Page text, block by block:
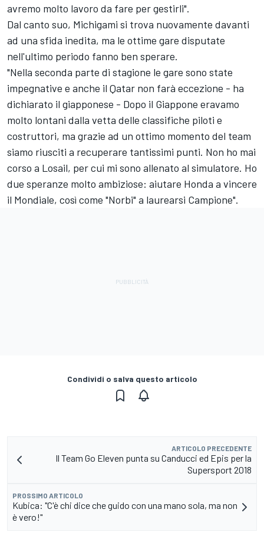
avremo molto lavoro da fare per gestirli".
Dal canto suo, Michigami si trova nuovamente davanti
ad una sfida inedita, ma le ottime gare disputate
nell'ultimo periodo fanno ben sperare.
"Nella seconda parte di stagione le gare sono state
impegnative e anche il Qatar non farà eccezione - ha
dichiarato il giapponese - Dopo il Giappone eravamo
molto lontani dalla vetta delle classifiche piloti e
costruttori, ma grazie ad un ottimo momento del team
siamo riusciti a recuperare tantissimi punti. Non ho mai
corso a Losail, per cui mi sono allenato al simulatore. Ho
due speranze molto ambiziose: aiutare Honda a vincere
il Mondiale, così come "Norbi" a laurearsi Campione".
Condividi o salva questo articolo
ARTICOLO PRECEDENTE
Il Team Go Eleven punta su Canducci ed Epis per la
Supersport 2018
PROSSIMO ARTICOLO
Kubica: "C'è chi dice che guido con una mano sola, ma non
è vero!"